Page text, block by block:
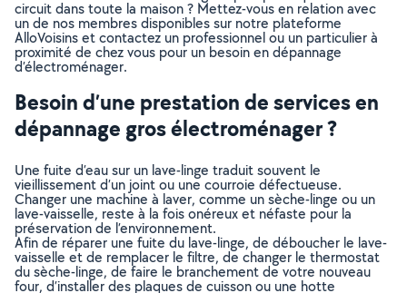
circuit dans toute la maison ? Mettez-vous en relation avec
un de nos membres disponibles sur notre plateforme
AlloVoisins et contactez un professionnel ou un particulier à
proximité de chez vous pour un besoin en dépannage
d’électroménager.
Besoin d’une prestation de services en
dépannage gros électroménager ?
Une fuite d’eau sur un lave-linge traduit souvent le
vieillissement d’un joint ou une courroie défectueuse.
Changer une machine à laver, comme un sèche-linge ou un
lave-vaisselle, reste à la fois onéreux et néfaste pour la
préservation de l’environnement.
Afin de réparer une fuite du lave-linge, de déboucher le lave-
vaisselle et de remplacer le filtre, de changer le thermostat
du sèche-linge, de faire le branchement de votre nouveau
four, d’installer des plaques de cuisson ou une hotte